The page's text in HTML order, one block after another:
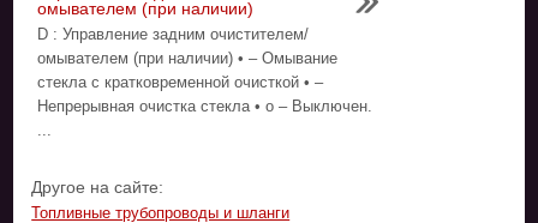
омывателем (при наличии)
D : Управление задним очистителем/
омывателем (при наличии) • – Омывание
стекла с кратковременной очисткой • –
Непрерывная очистка стекла • o – Выключен.
Другое на сайте:
Топливные трубопроводы и шланги